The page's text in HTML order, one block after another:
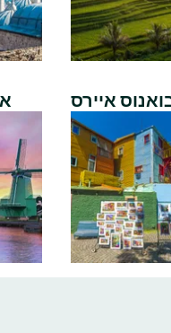
איירס